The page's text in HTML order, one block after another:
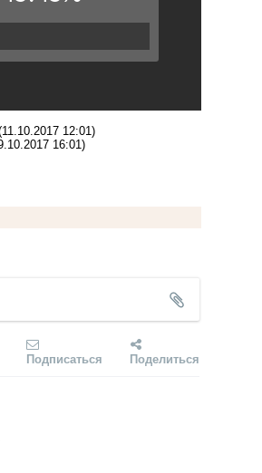
12:01)
16:01)
Подписаться Поделиться